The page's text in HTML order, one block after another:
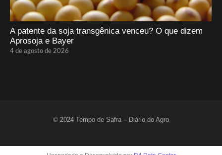
A patente da soja transgênica venceu? O que dizem
Aprosoja e Bayer
4 de agosto de 2026
© 2024 Tempo de Safra – Diário do Agro